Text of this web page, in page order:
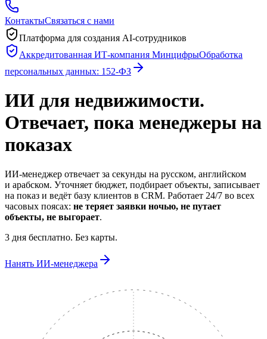
КонтактыСвязаться с нами
Платформа для создания AI-сотрудников
Аккредитованная ИТ-компания МинцифрыОбработка
персональных данных: 152-ФЗ
ИИ для недвижимости.
Отвечает, пока менеджеры на
показах
ИИ-менеджер отвечает за секунды на русском, английском
и арабском. Уточняет бюджет, подбирает объекты, записывает
на показ и ведёт базу клиентов в CRM. Работает 24/7 во всех
часовых поясах: не теряет заявки ночью, не путает
объекты, не выгорает.
3 дня бесплатно. Без карты.
Нанять ИИ-менеджера